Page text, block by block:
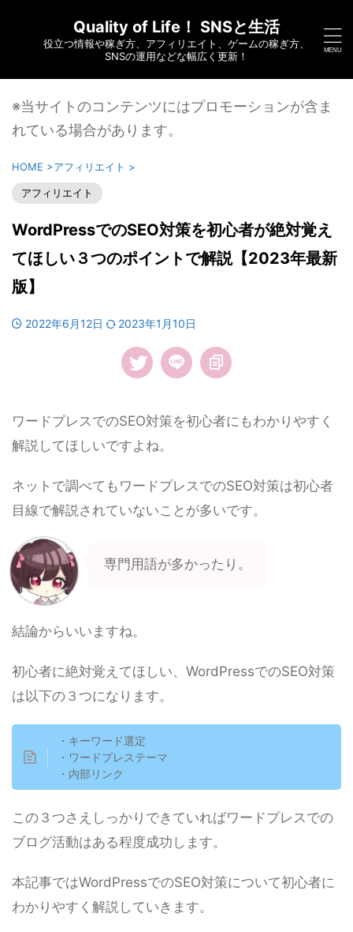
Quality of Life！ SNSと生活
役立つ情報や稼ぎ方、アフィリエイト、ゲームの稼ぎ方、
SNSの運用などな幅広く更新！
※当サイトのコンテンツにはプロモーションが含ま
れている場合があります。
HOME >アフィリエイト >
アフィリエイト
WordPressでのSEO対策を初心者が絶対覚え
てほしい３つのポイントで解説【2023年最新
版】
2022年6月12日 2023年1月10日
ワードプレスでのSEO対策を初心者にもわかりやすく
解説してほしいですよね。
ネットで調べてもワードプレスでのSEO対策は初心者
目線で解説されていないことが多いです。
専門用語が多かったり。
結論からいいますね。
初心者に絶対覚えてほしい、WordPressでのSEO対策
は以下の３つになります。
・キーワード選定
・ワードプレステーマ
・内部リンク
この３つさえしっかりできていればワードプレスでの
ブログ活動はある程度成功します。
本記事ではWordPressでのSEO対策について初心者に
わかりやすく解説していきます。